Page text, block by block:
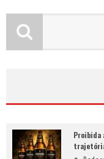
Proibida